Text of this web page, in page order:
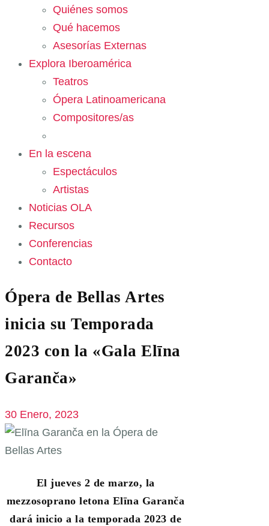
Quiénes somos
Qué hacemos
Asesorías Externas
Explora Iberoamérica
Teatros
Ópera Latinoamericana
Compositores/as
En la escena
Espectáculos
Artistas
Noticias OLA
Recursos
Conferencias
Contacto
Ópera de Bellas Artes
inicia su Temporada
2023 con la «Gala Elīna
Garanča»
30 Enero, 2023
El jueves 2 de marzo, la
mezzosoprano letona Elīna Garanča
dará inicio a la temporada 2023 de